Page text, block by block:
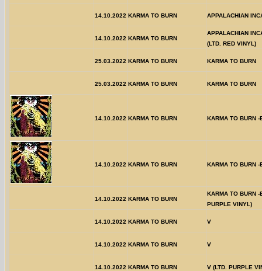
14.10.2022 KARMA TO BURN APPALACHIAN
14.10.2022 KARMA TO BURN
APPALACHIAN
(LTD. RED VINYL)
25.03.2022 KARMA TO BURN KARMA TO BURN
25.03.2022 KARMA TO BURN KARMA TO BURN
14.10.2022 KARMA TO BURN KARMA TO BURN -
14.10.2022 KARMA TO BURN KARMA TO BURN -
14.10.2022 KARMA TO BURN
KARMA TO BURN -
PURPLE VINYL)
14.10.2022 KARMA TO BURN V
14.10.2022 KARMA TO BURN V
14.10.2022 KARMA TO BURN V (LTD. PURPLE